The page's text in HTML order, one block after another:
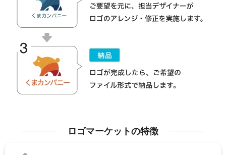
ロゴマーケットの特徴